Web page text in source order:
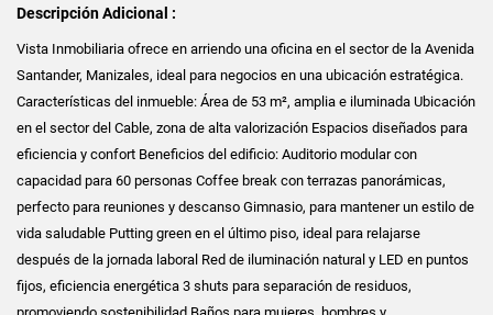
Descripción Adicional :
Vista Inmobiliaria ofrece en arriendo una oficina en el sector de la Avenida
Santander, Manizales, ideal para negocios en una ubicación estratégica.
Características del inmueble: Área de 53 m², amplia e iluminada Ubicación
en el sector del Cable, zona de alta valorización Espacios diseñados para
eficiencia y confort Beneficios del edificio: Auditorio modular con
capacidad para 60 personas Coffee break con terrazas panorámicas,
perfecto para reuniones y descanso Gimnasio, para mantener un estilo de
vida saludable Putting green en el último piso, ideal para relajarse
después de la jornada laboral Red de iluminación natural y LED en puntos
fijos, eficiencia energética 3 shuts para separación de residuos,